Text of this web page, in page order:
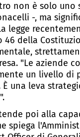
non è solo uno
-, ma
legge
della
"Le aziende
un livello di
una leva
poi alla
spiega